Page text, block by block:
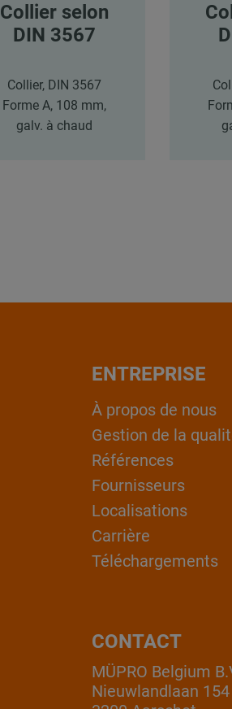
Collier selon
DIN 3567
Collier, DIN 3567
Forme A, 108 mm,
galv. à chaud
ENTREPRISE
À propos de nous
Gestion de la
Références
Fournisseurs
Localisations
Carrière
Téléchargements
CONTACT
MÜPRO Belgium
Nieuwlandlaan 154